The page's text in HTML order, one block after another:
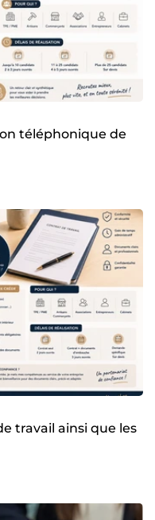
téléphonique de
travail ainsi que les